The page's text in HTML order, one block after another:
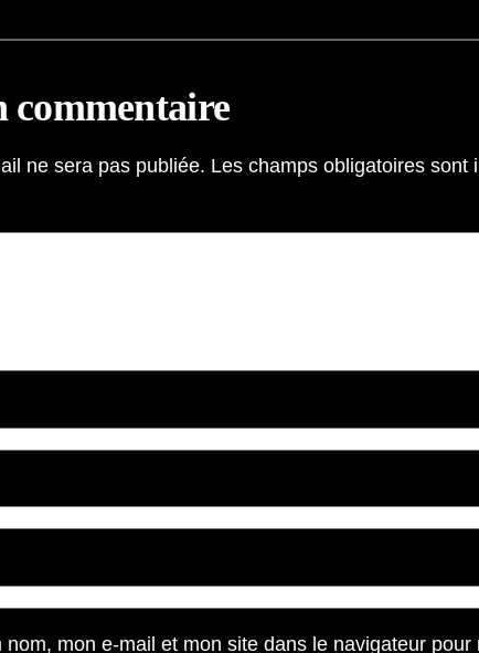
commentaire
ne sera pas publiée. Les champs obligatoires sont
nom, mon e-mail et mon site dans le navigateur